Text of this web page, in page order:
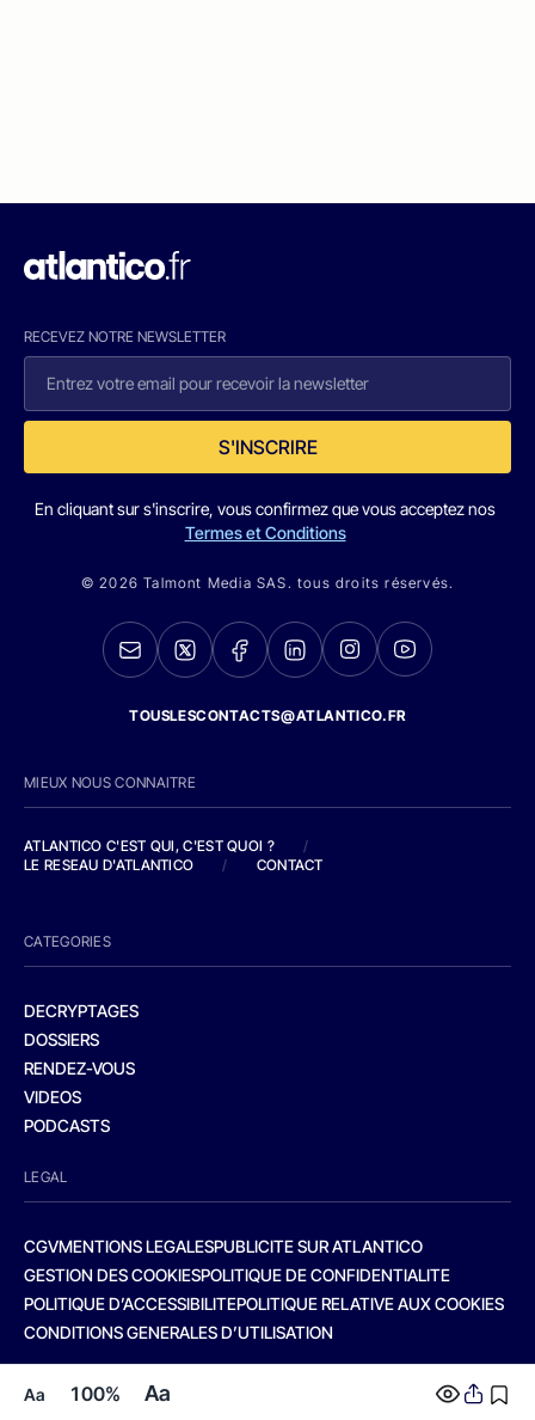
Aa 100% Aa
RECEVEZ NOTRE NEWSLETTER
S'INSCRIRE
En cliquant sur s'inscrire, vous confirmez que vous acceptez nos
Termes et Conditions
© 2026 Talmont Media SAS. tous droits réservés.
TOUSLESCONTACTS@ATLANTICO.FR
MIEUX NOUS CONNAITRE
ATLANTICO C'EST QUI, C'EST QUOI ?
/
LE RESEAU D'ATLANTICO
/ CONTACT
CATEGORIES
DECRYPTAGES
DOSSIERS
RENDEZ-VOUS
VIDEOS
PODCASTS
LEGAL
CGVMENTIONS LEGALESPUBLICITE SUR ATLANTICO
GESTION DES COOKIESPOLITIQUE DE CONFIDENTIALITE
POLITIQUE D’ACCESSIBILITEPOLITIQUE RELATIVE AUX COOKIES
CONDITIONS GENERALES D’UTILISATION